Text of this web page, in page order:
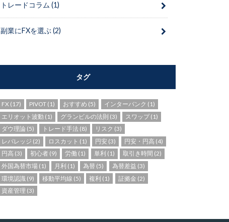
トレードコラム(1)
副業にFXを選ぶ(2)
タグ
FX (17) PIVOT (1) おすすめ (5) インターバンク (1)
エリオット波動 (1) グランビルの法則 (3) スワップ (1)
ダウ理論 (5) トレード手法 (8) リスク (3)
レバレッジ (2) ロスカット (1) 円安 (3) 円安・円高 (4)
円高 (3) 初心者 (9) 労働 (1) 単利 (1) 取引き時間 (2)
外国為替市場 (1) 月利 (1) 為替 (5) 為替差益 (3)
環境認識 (9) 移動平均線 (5) 複利 (1) 証拠金 (2)
資産管理 (3)